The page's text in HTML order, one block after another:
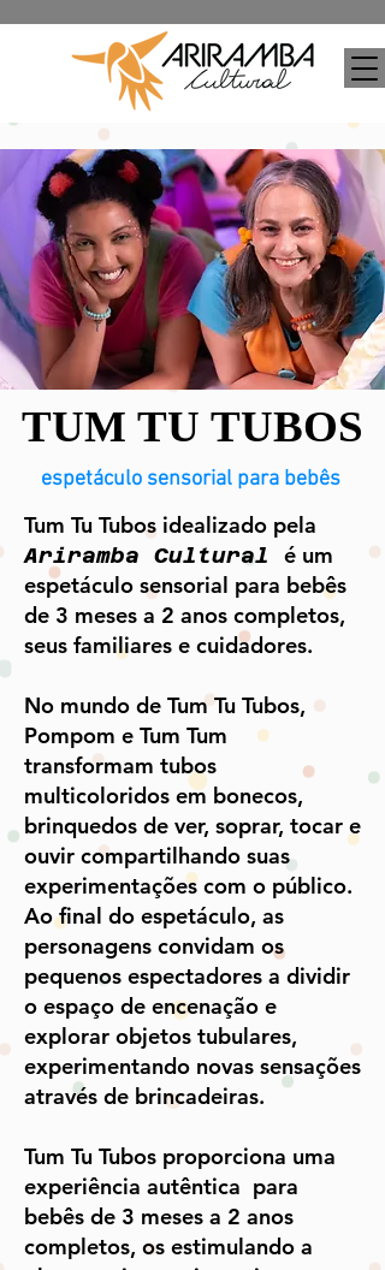
TUM TU TUBOS
TUM TU TUBOS
espetáculo sensorial para bebês​
Tum Tu Tubos idealizado pela
Ariramba Cultural é um
espetáculo sensorial para bebês
de 3 meses a 2 anos completos,
seus familiares e cuidadores.
No mundo de Tum Tu Tubos,
Pompom e Tum Tum
transformam tubos
multicoloridos em bonecos,
brinquedos de ver, soprar, tocar e
ouvir compartilhando suas
experimentações com o público.
Ao final do espetáculo, as
personagens convidam os
pequenos espectadores a dividir
o espaço de encenação e
explorar objetos tubulares,
experimentando novas sensações
através de brincadeiras.​
Tum Tu Tubos proporciona uma
experiência autêntica para
bebês de 3 meses a 2 anos
completos, os estimulando a